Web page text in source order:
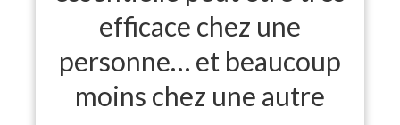
efficace chez une
personne… et beaucoup
moins chez une autre